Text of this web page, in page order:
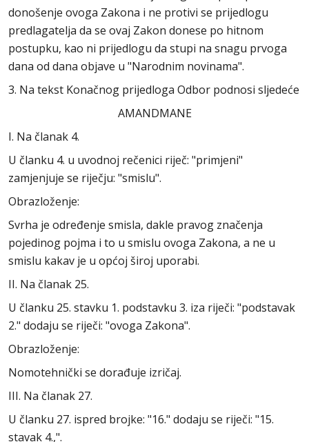
donošenje ovoga Zakona i ne protivi se prijedlogu
predlagatelja da se ovaj Zakon donese po hitnom
postupku, kao ni prijedlogu da stupi na snagu prvoga
dana od dana objave u "Narodnim novinama".
3. Na tekst Konačnog prijedloga Odbor podnosi sljedeće
AMANDMANE
I. Na članak 4.
U članku 4. u uvodnoj rečenici riječ: "primjeni"
zamjenjuje se riječju: "smislu".
Obrazloženje:
Svrha je određenje smisla, dakle pravog značenja
pojedinog pojma i to u smislu ovoga Zakona, a ne u
smislu kakav je u općoj široj uporabi.
II. Na članak 25.
U članku 25. stavku 1. podstavku 3. iza riječi: "podstavak
2." dodaju se riječi: "ovoga Zakona".
Obrazloženje:
Nomotehnički se dorađuje izričaj.
III. Na članak 27.
U članku 27. ispred brojke: "16." dodaju se riječi: "15.
stavak 4.,".